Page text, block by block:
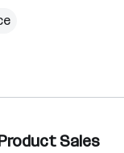
Sales